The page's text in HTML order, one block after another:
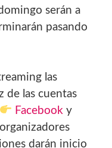
serán a
pasando
las
de las cuentas
Facebook y
darán inicio